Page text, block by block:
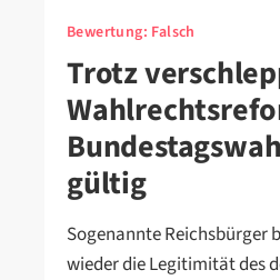
Bewertung: Falsch
Trotz
gültig
Sogenannte Reichsbürger
wieder die Legitimität des